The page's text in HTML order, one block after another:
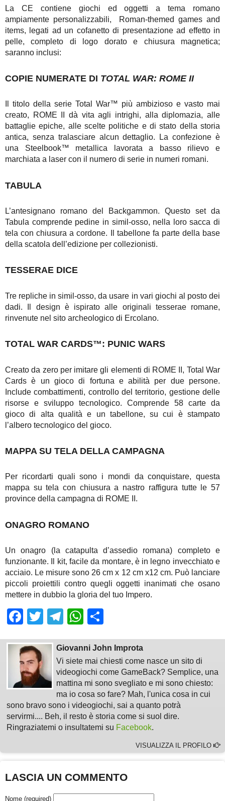
La CE contiene giochi ed oggetti a tema romano
ampiamente personalizzabili, Roman-themed games and
items, legati ad un cofanetto di presentazione ad effetto in
pelle, completo di logo dorato e chiusura magnetica;
saranno inclusi:
COPIE NUMERATE DI TOTAL WAR: ROME II
Il titolo della serie Total War™ più ambizioso e vasto mai
creato, ROME II dà vita agli intrighi, alla diplomazia, alle
battaglie epiche, alle scelte politiche e di stato della storia
antica, senza tralasciare alcun dettaglio. La confezione è
una Steelbook™ metallica lavorata a basso rilievo e
marchiata a laser con il numero di serie in numeri romani.
TABULA
L’antesignano romano del Backgammon. Questo set da
Tabula comprende pedine in simil-osso, nella loro sacca di
tela con chiusura a cordone. Il tabellone fa parte della base
della scatola dell’edizione per collezionisti.
TESSERAE DICE
Tre repliche in simil-osso, da usare in vari giochi al posto dei
dadi. Il design è ispirato alle originali tesserae romane,
rinvenute nel sito archeologico di Ercolano.
TOTAL WAR CARDS™: PUNIC WARS
Creato da zero per imitare gli elementi di ROME II, Total War
Cards è un gioco di fortuna e abilità per due persone.
Include combattimenti, controllo del territorio, gestione delle
risorse e sviluppo tecnologico. Comprende 58 carte da
gioco di alta qualità e un tabellone, su cui è stampato
l’albero tecnologico del gioco.
MAPPA SU TELA DELLA CAMPAGNA
Per ricordarti quali sono i mondi da conquistare, questa
mappa su tela con chiusura a nastro raffigura tutte le 57
province della campagna di ROME II.
ONAGRO ROMANO
Un onagro (la catapulta d’assedio romana) completo e
funzionante. Il kit, facile da montare, è in legno invecchiato e
acciaio. Le misure sono 26 cm x 12 cm x12 cm. Può lanciare
piccoli proiettili contro quegli oggetti inanimati che osano
mettere in dubbio la gloria del tuo Impero.
Facebook
TwitterTelegram
WhatsApp
Giovanni John Improta
Vi siete mai chiesti come nasce un sito di
videogiochi come GameBack? Semplice, una
mattina mi sono svegliato e mi sono chiesto:
ma io cosa so fare? Mah, l'unica cosa in cui
sono bravo sono i videogiochi, sai a quanto potrà
servirmi.... Beh, il resto è storia come si suol dire.
Ringraziatemi o insultatemi su Facebook.
VISUALIZZA IL PROFILO
LASCIA UN COMMENTO
Nome (required)